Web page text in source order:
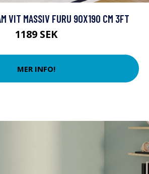
VIT MASSIV FURU 90X190 CM 3FT
1189 SEK
MER INFO!